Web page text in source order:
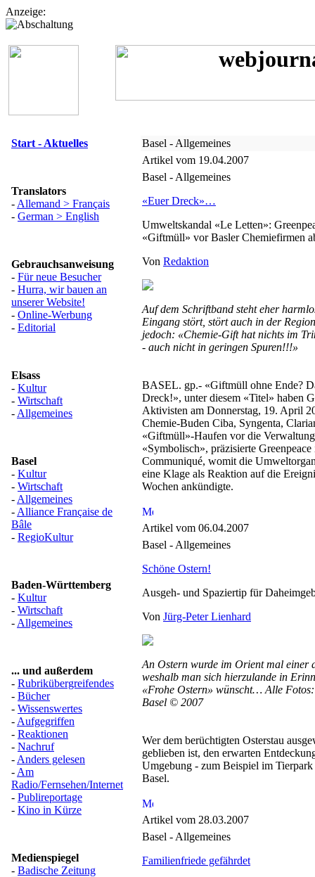
Anzeige:
Start - Aktuelles
Translators
- Allemand > Français
- German > English
Gebrauchsanweisung
- Für neue Besucher
- Hurra, wir bauen an
unserer Website!
- Online-Werbung
- Editorial
Elsass
- Kultur
- Wirtschaft
- Allgemeines
Basel
- Kultur
- Wirtschaft
- Allgemeines
- Alliance Française de
Bâle
- RegioKultur
Baden-Württemberg
- Kultur
- Wirtschaft
- Allgemeines
... und außerdem
- Rubrikübergreifendes
- Bücher
- Wissenswertes
- Aufgegriffen
- Reaktionen
- Nachruf
- Anders gelesen
- Am
Radio/Fernsehen/Internet
- Publireportage
- Kino in Kürze
Medienspiegel
- Badische Zeitung
Basel - Allgemeines
Artikel vom 19.04.2007
Basel - Allgemeines
«Euer Dreck»…
Umweltskandal «Le Letten»:
«Giftmüll» vor Basler Chemiefirmen
Von Redaktion
Auf dem Schriftband steht eher
Eingang stört, stört auch in der
jedoch: «Chemie-Gift hat nichts im
- auch nicht in geringen Spuren!!!»
BASEL. gp.- «Giftmüll ohne Ende?
Dreck!», unter diesem «Titel» haben
Aktivisten am Donnerstag, 19. April
Chemie-Buden Ciba, Syngenta,
«Giftmüll»-Haufen vor die
«Symbolisch», präzisierte
Communiqué, womit die
eine Klage als Reaktion auf die
Wochen ankündigte.
Artikel vom 06.04.2007
Basel - Allgemeines
Schöne Ostern!
Ausgeh- und Spaziertip für
Von Jürg-Peter Lienhard
An Ostern wurde im Orient mal einer
weshalb man sich hierzulande in
«Frohe Ostern» wünscht… Alle
Basel © 2007
Wer dem berüchtigten Osterstau
geblieben ist, den erwarten
Umgebung - zum Beispiel im
Basel.
Artikel vom 28.03.2007
Basel - Allgemeines
Familienfriede gefährdet